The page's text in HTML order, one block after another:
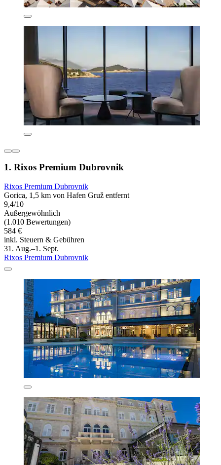
1. Rixos Premium Dubrovnik
Rixos Premium Dubrovnik
Gorica, 1,5 km von Hafen Gruž entfernt
9,4/10
Außergewöhnlich
(1.010 Bewertungen)
584 €
inkl. Steuern & Gebühren
31. Aug.–1. Sept.
Rixos Premium Dubrovnik